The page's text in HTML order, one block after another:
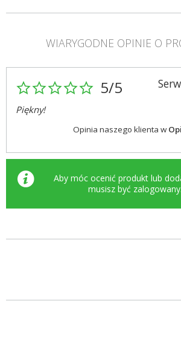
WIARYGODNE OPINIE O
5/5
Piękny!
Opinia naszego klienta w
Aby móc ocenić produkt lub
musisz być zalogowany